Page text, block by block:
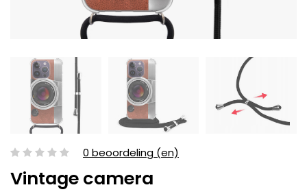
0 beoordeling (en)
Vintage camera